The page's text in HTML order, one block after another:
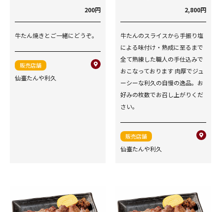
200円
牛たん焼きとご一緒にどうぞ。
販売店舗
仙臺たんや利久
2,800円
牛たんのスライスから手振り塩
による味付け・熟成に至るまで
全て熟練した職人の手仕込みで
おこなっております 肉厚でジュ
ーシーな利久の自慢の逸品。お
好みの枚数でお召し上がりくだ
さい。
販売店舗
仙臺たんや利久